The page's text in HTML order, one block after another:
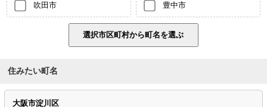
吹田市 豊中市
住みたい町名
大阪市淀川区